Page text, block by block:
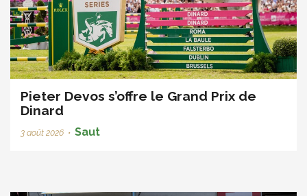
Pieter Devos s’offre le Grand Prix de
Dinard
3 août 2026 • Saut